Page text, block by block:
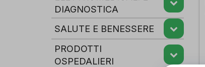
DIAGNOSTICA
SALUTE E BENESSERE
PRODOTTI
OSPEDALIERI